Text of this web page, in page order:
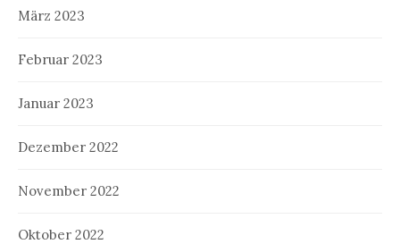
März 2023
Februar 2023
Januar 2023
Dezember 2022
November 2022
Oktober 2022